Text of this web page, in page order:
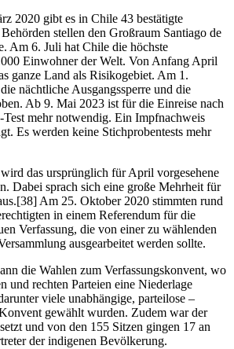
2020 gibt es in Chile 43 bestätigte
stellen den Großraum Santiago de
Am 6. Juli hat Chile die höchste
Einwohner der Welt. Von Anfang April
ganze Land als Risikogebiet. Am 1.
nächtliche Ausgangssperre und die
Ab 9. Mai 2023 ist für die Einreise nach
mehr notwendig. Ein Impfnachweis
Es werden keine Stichprobentests mehr
das ursprünglich für April vorgesehene
Dabei sprach sich eine große Mehrheit für
Am 25. Oktober 2020 stimmten rund
in einem Referendum für die
Verfassung, die von einer zu wählenden
ausgearbeitet werden sollte.
die Wahlen zum Verfassungskonvent, wo
und rechten Parteien eine Niederlage
viele unabhängige, parteilose –
gewählt wurden. Zudem war der
und von den 155 Sitzen gingen 17 an
der indigenen Bevölkerung.